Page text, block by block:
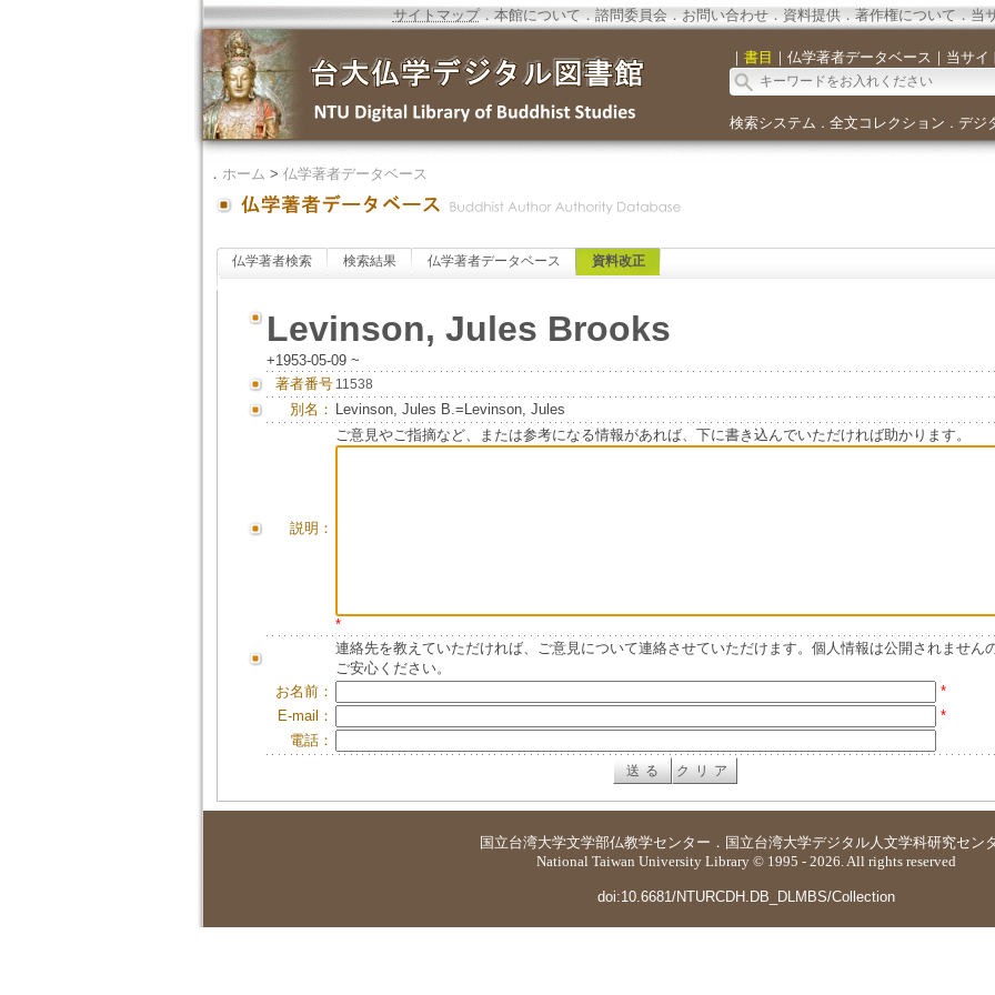
サイトマップ．本館について．諮問委員会． お問い合わせ． 資料提供．著作権について．当
｜ 書目 ｜ 仏学著者データベース ｜ 当サイ
検索システム ． 全文コレクション ． デジ
． ホーム > 仏学著者データベース
仏学著者検索 検索結果 仏学著者データベース 資料改正
Levinson, Jules Brooks
+1953-05-09 ~
著者番号 11538
別名： Levinson, Jules B.=Levinson, Jules
説明：
ご意見やご指摘など、または参考になる情報があれば、下に書き込んでいただければ助かります。
*
連絡先を教えていただければ、ご意見について連絡させていただけます。個人情報は公開されません
ご安心ください。
お名前：
*
E-mail：
*
電話：
国立台湾大学文学部仏教学センター ． 国立台湾大学デジタル人文学科研究セン
National Taiwan University Library © 1995 - 2026. All rights reserved
doi:10.6681/NTURCDH.DB_DLMBS/Collection